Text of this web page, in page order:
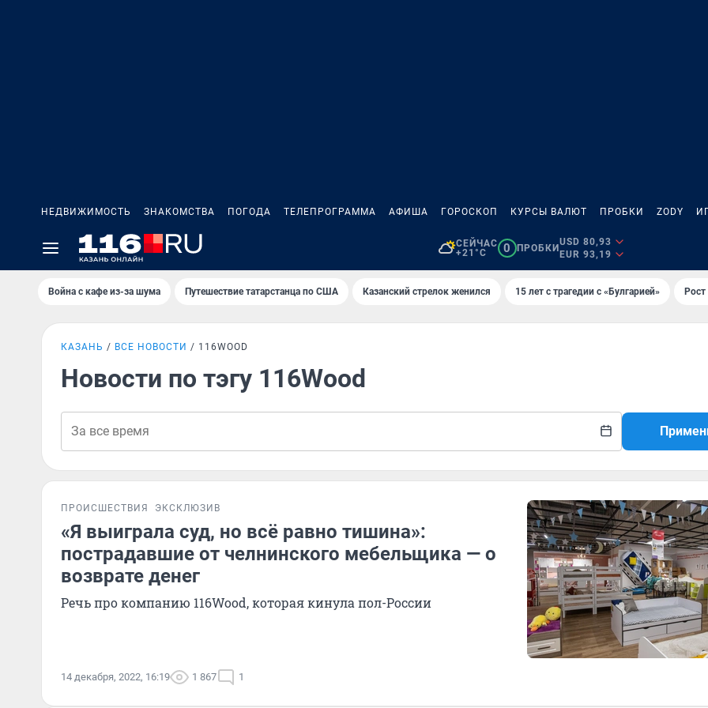
НЕДВИЖИМОСТЬ ЗНАКОМСТВА ПОГОДА ТЕЛЕПРОГРАММА АФИША ГОРОСКОП КУРСЫ ВАЛЮТ ПРОБКИ ZODY
СЕЙЧАС
+21°C
0 ПРОБКИ
USD 80,93
EUR 93,19
Война с кафе из-за шума Путешествие татарстанца по США Казанский стрелок женился 15 лет с трагедии с «Булгарией»
КАЗАНЬ ВСЕ НОВОСТИ 116WOOD
Новости по тэгу 116Wood
ПРОИСШЕСТВИЯ ЭКСКЛЮЗИВ
«Я выиграла суд, но всё равно тишина»:
пострадавшие от челнинского мебельщика — о
возврате денег
Речь про компанию 116Wood, которая кинула пол-России
14 декабря, 2022, 16:19 1 867 1